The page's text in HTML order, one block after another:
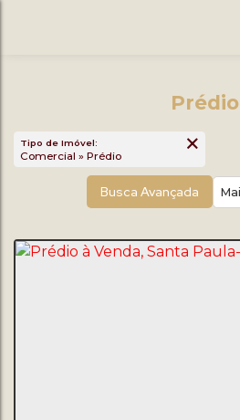
Prédio
Tipo de Imóvel:
Comercial » Prédio
Busca Avançada